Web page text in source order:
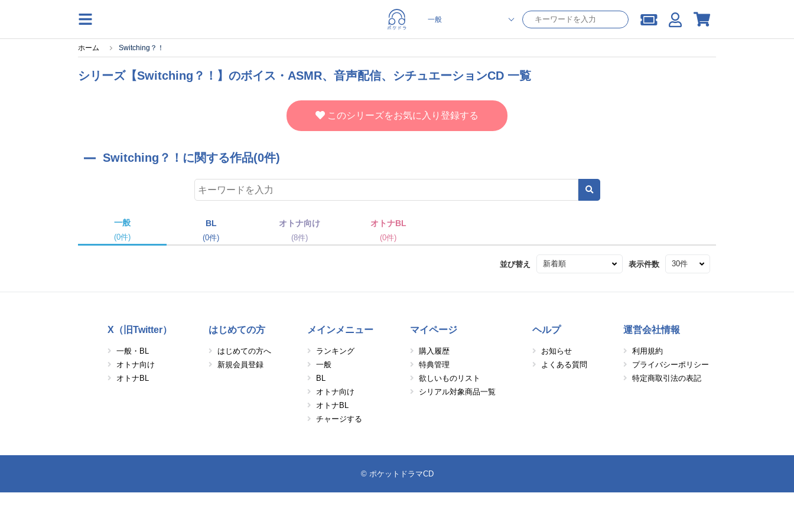
ホーム Switching？！
シリーズ【Switching？！】のボイス・ASMR、音声配信、シチュエーションCD 一覧
このシリーズをお気に入り登録する
Switching？！に関する作品(0件)
一般
(0件)
BL
(0件)
オトナ向け
(8件)
オトナBL
(0件)
並び替え 表示件数
X（旧Twitter）
一般・BL
オトナ向け
オトナBL
はじめての方
はじめての方へ
新規会員登録
メインメニュー
ランキング
一般
BL
オトナ向け
オトナBL
チャージする
マイページ
購入履歴
特典管理
欲しいものリスト
シリアル対象商品一覧
ヘルプ
お知らせ
よくある質問
運営会社情報
利用規約
プライバシーポリシー
特定商取引法の表記
© ポケットドラマCD